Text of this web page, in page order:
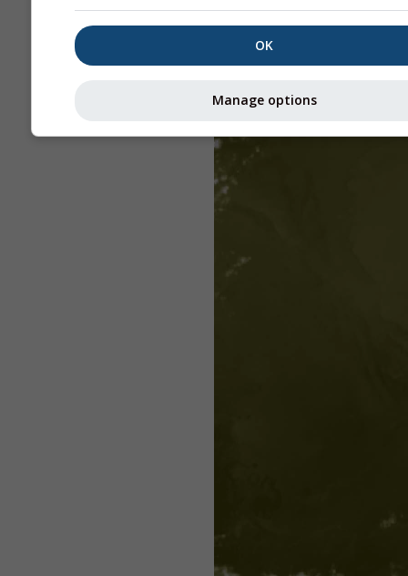
OK
Manage options